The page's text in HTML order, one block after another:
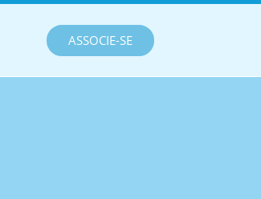
ASSOCIE-SE